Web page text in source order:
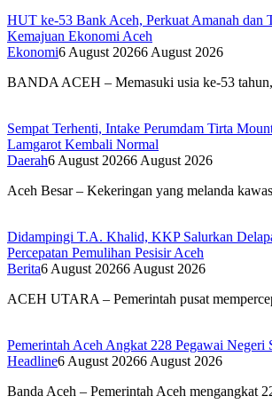
HUT ke-53 Bank Aceh, Perkuat Amanah dan
Kemajuan Ekonomi Aceh
Ekonomi6 August 20266 August 2026
BANDA ACEH – Memasuki usia ke-53
Sempat Terhenti, Intake Perumdam Tirta
Lamgarot Kembali Normal
Daerah6 August 20266 August 2026
Aceh Besar – Kekeringan yang melanda
Didampingi T.A. Khalid, KKP Salurkan
Percepatan Pemulihan Pesisir Aceh
Berita6 August 20266 August 2026
ACEH UTARA – Pemerintah pusat
Pemerintah Aceh Angkat 228 Pegawai Negeri
Headline6 August 20266 August 2026
Banda Aceh – Pemerintah Aceh mengangkat